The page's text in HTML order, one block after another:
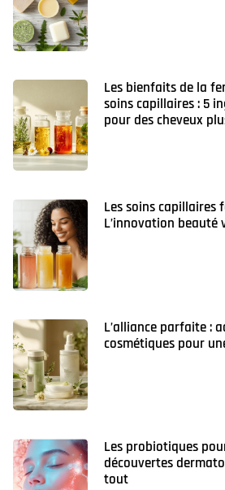
Les bienfaits de la
soins capillaires : 5
pour des cheveux
Les soins capillaires
L’innovation beauté
L’alliance parfaite :
cosmétiques pour
Les probiotiques
découvertes
tout